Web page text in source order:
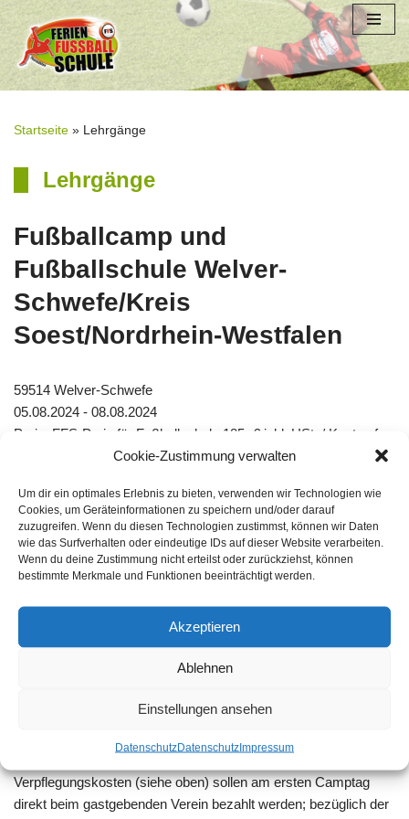
Cookie-Zustimmung verwalten
Um dir ein optimales Erlebnis zu bieten, verwenden wir Technologien wie
Cookies, um Geräteinformationen zu speichern und/oder darauf
zuzugreifen. Wenn du diesen Technologien zustimmst, können wir Daten
wie das Surfverhalten oder eindeutige IDs auf dieser Website verarbeiten.
Wenn du deine Zustimmung nicht erteilst oder zurückziehst, können
bestimmte Merkmale und Funktionen beeinträchtigt werden.
Akzeptieren
Ablehnen
Einstellungen ansehen
DatenschutzDatenschutzImpressum
Zum
Inhalt
springen
Startseite » Lehrgänge
Lehrgänge
Fußballcamp und
Fußballschule Welver-
Schwefe/Kreis
Soest/Nordrhein-Westfalen
59514 Welver-Schwefe
05.08.2024 - 08.08.2024
Preis: FFS-Preis für Fußballschule 185,-€ inkl. USt. / Kosten f.
Verpfl.an den TuS Schwefe 30,-€
Lehrgangsbeschreibung:
ausgebucht! Anmeldungen nur noch hier über die Warteliste! 4
Tage Fussballschule!!! Fussballcamp auf der Sportanlage in
Welver-Schwefe mit 31 Stunden Fußballschule inkl. tollem
Trikot, Pokalen, Ballkanone, den neuen Sportstations,
Trampolinen und dem tollen FFS- Trainingskonzept. Alle
Trainingseinheiten mit FFS-Trainerteam! Tag 1-3: 9:30-17:30 Uhr
Verpflegungskosten (siehe oben) sollen am ersten Camptag
direkt beim gastgebenden Verein bezahlt werden; bezüglich der